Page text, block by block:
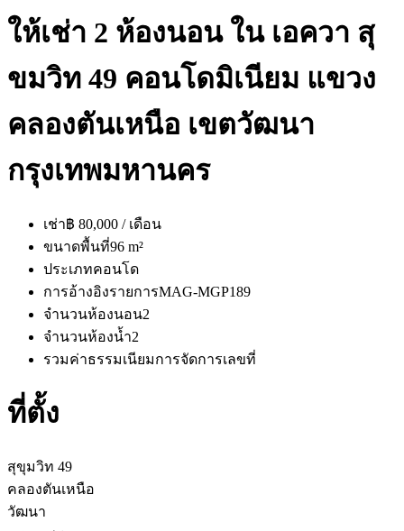
ให้เช่า 2 ห้องนอน ใน เอควา สุ
ขมวิท 49 คอนโดมิเนียม แขวง
คลองตันเหนือ เขตวัฒนา
กรุงเทพมหานคร
เช่า฿ 80,000 / เดือน
ขนาดพื้นที่96 m²
ประเภทคอนโด
การอ้างอิงรายการMAG-MGP189
จำนวนห้องนอน2
จำนวนห้องน้ำ2
รวมค่าธรรมเนียมการจัดการเลขที่
ที่ตั้ง
สุขุมวิท 49
คลองตันเหนือ
วัฒนา